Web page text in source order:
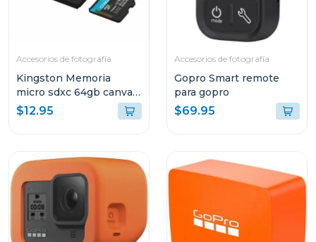
Accesorios de fotografía
Kingston Memoria
micro sdxc 64gb canvas
go plus gen4 200 mb/s
sdcg4
$12.95
Accesorios de fotografía
Gopro Smart remote
para gopro
$69.95